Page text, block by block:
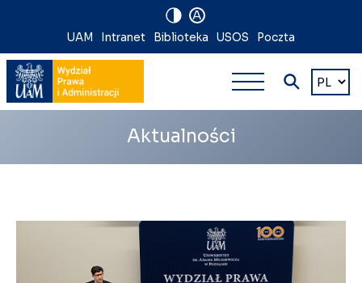
A
Nawigacja
na
skróty
UAM Intranet Biblioteka USOS Poczta
główna
Wybierz
język
Aktualności